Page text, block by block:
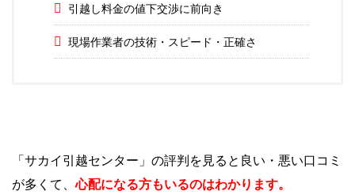
引越し料金の値下交渉に前向き
現場作業者の技術・スピード・正確さ
「サカイ引越センター」の評判を見ると良い・悪い口コミ
が多くて、心配になる方もいるのはわかります。